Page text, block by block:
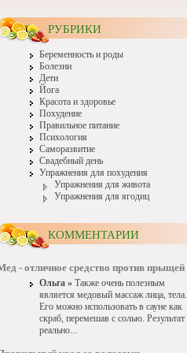
РУБРИКИ
Беременность и роды
Болезни
Дети
Йога
Красота и здоровье
Похудение
Правильное питание
Психология
Саморазвитие
Свадебный день
Упражнения для похудения
Упражнения для живота
Упражнения для ягодиц
КОММЕНТАРИИ
- отличное средство против прыщей
Ольга » Также очень полезным
является медовый массаж лица, тела.
Его можно использовать в сауне как
скраб, перемешав с солью. Результат
реально...